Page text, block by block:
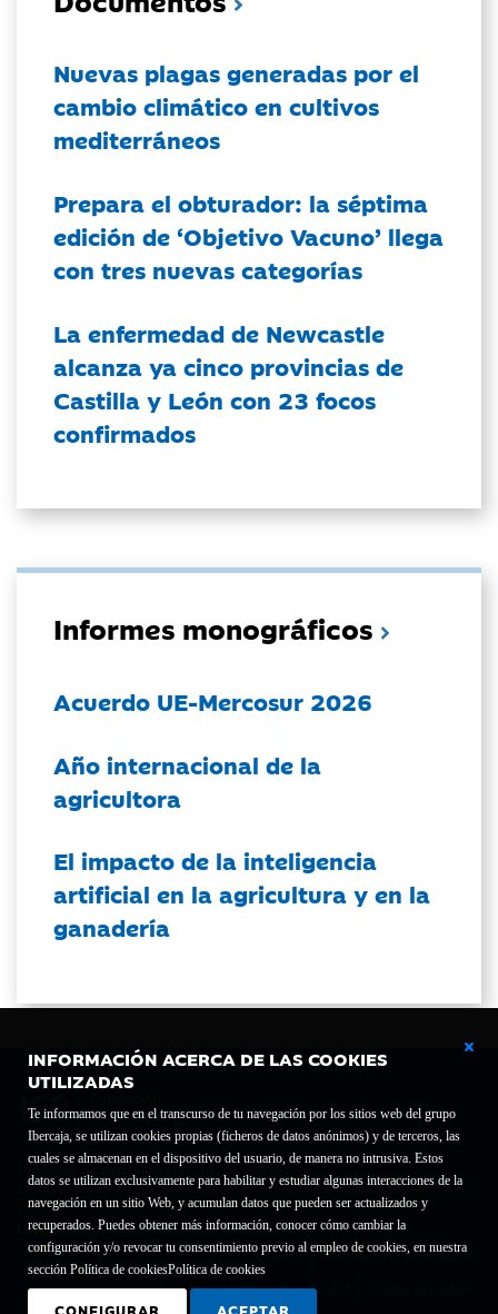
INFORMACIÓN ACERCA DE LAS COOKIES
UTILIZADAS
Te informamos que en el transcurso de tu navegación por los sitios web del grupo
Ibercaja, se utilizan cookies propias (ficheros de datos anónimos) y de terceros, las
cuales se almacenan en el dispositivo del usuario, de manera no intrusiva. Estos
datos se utilizan exclusivamente para habilitar y estudiar algunas interacciones de la
navegación en un sitio Web, y acumulan datos que pueden ser actualizados y
recuperados. Puedes obtener más información, conocer cómo cambiar la
configuración y/o revocar tu consentimiento previo al empleo de cookies, en nuestra
sección Política de cookiesPolítica de cookies
CONFIGURAR ACEPTAR
Nuevas plagas generadas por el
cambio climático en cultivos
mediterráneos
Prepara el obturador: la séptima
edición de ‘Objetivo Vacuno’ llega
con tres nuevas categorías
La enfermedad de Newcastle
alcanza ya cinco provincias de
Castilla y León con 23 focos
confirmados
Informes monográficos
Acuerdo UE-Mercosur 2026
Año internacional de la
agricultora
El impacto de la inteligencia
artificial en la agricultura y en la
ganadería
Fundación Bancaria Ibercaja C.I.F. G-50000652.
Inscrita en el Registro de Fundaciones del Mº de Educación, Cultura y Deporte con el nº
1689.
Domicilio social: Joaquín Costa, 13. 50001 Zaragoza.
Contacto
Declaración de accesibilidad
Aviso legal Política de privacidad